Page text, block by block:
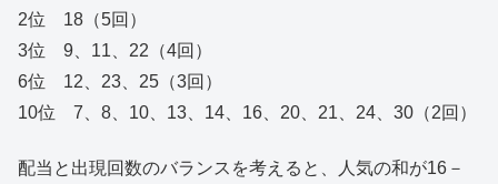
2位 18（5回）
3位 9、11、22（4回）
6位 12、23、25（3回）
10位 7、8、10、13、14、16、20、21、24、30（2回）
配当と出現回数のバランスを考えると、人気の和が16－